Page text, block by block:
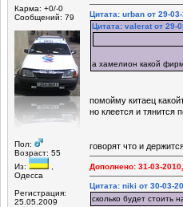
Карма: +0/-0
Сообщений: 79
Пол:
Возраст: 55
Из:
Одесса
Регистрация:
25.05.2009
Цитата: urban от 29-
Цитата: valerat от 29-
а хамелион какой
помойму китаец
но клеется и тянится
говорят что и
Дополнено: 31-03-
Цитата: niki от 30-03-
сколько будет стоить